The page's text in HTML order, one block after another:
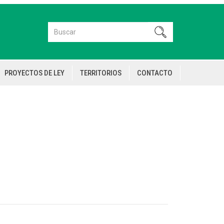
Buscar
PROYECTOS DE LEY TERRITORIOS CONTACTO